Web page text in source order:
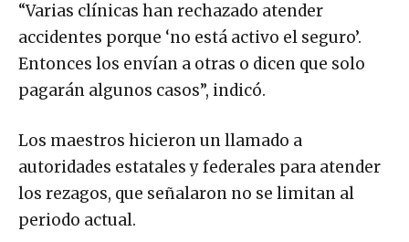
“Varias clínicas han rechazado atender
accidentes porque ‘no está activo el seguro’.
Entonces los envían a otras o dicen que solo
pagarán algunos casos”, indicó.
Los maestros hicieron un llamado a
autoridades estatales y federales para atender
los rezagos, que señalaron no se limitan al
periodo actual.